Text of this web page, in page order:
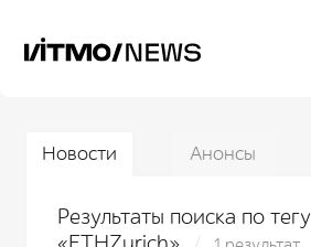
Новости Анонсы
Результаты поиска по тегу